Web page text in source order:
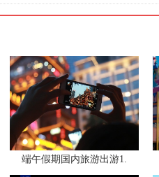
端午假期国内旅游出游1.